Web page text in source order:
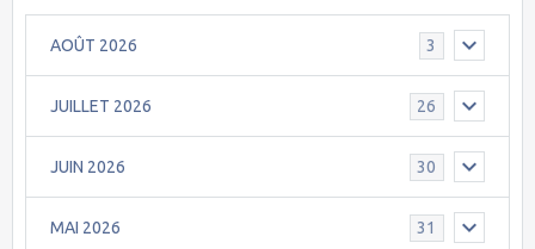
AOÛT 2026 3
JUILLET 2026 26
JUIN 2026 30
MAI 2026 31